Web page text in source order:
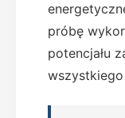
próbę
potencjału